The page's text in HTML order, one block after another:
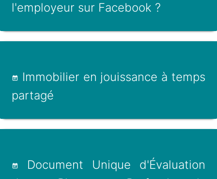
l'employeur sur Facebook ?
Immobilier en jouissance à temps
partagé
Document Unique d'Évaluation